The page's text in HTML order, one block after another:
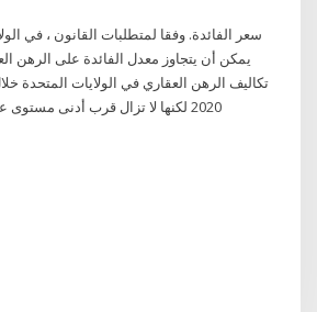
سعر الفائدة. وفقا لمتطلبات القانون ، في
تكاليف الرهن العقاري في الولايات المتحدة
2020 لكنها لا تزال قرب أدنى مستوى على الإطلاق، وسط تداعيا